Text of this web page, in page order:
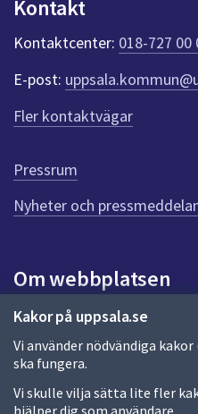
Kakor på uppsala.se
Vi använder nödvändiga
ska fungera.
Vi skulle vilja sätta lite fler
hjälper dig som användare.
k
t
e
r
f
ö
r
e
n
n
a
d
a
Kontakt
Kontaktcenter: 018-727 00
E-post:
Fler kontaktvägar
Pressrum
Nyheter och
Om webbplatsen
Om webbplatsen
Allmänna handlingar och
Behandling av